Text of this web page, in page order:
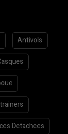
Antivols
Detachees